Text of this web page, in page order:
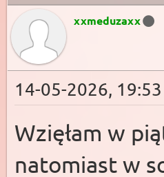
xxmeduzaxx
14-05-2026, 19:53
Wzięłam w
natomiast w